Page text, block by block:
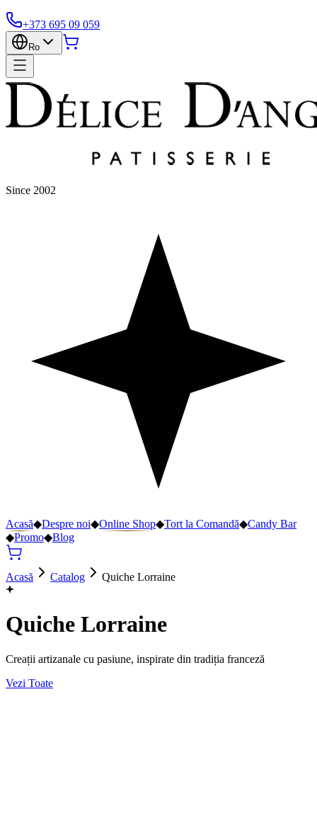
+373 695 09 059
Ro
Since 2002
Acasă◆Despre noi◆Online Shop◆Tort la Comandă◆Candy Bar
◆Promo◆Blog
Acasă Catalog Quiche Lorraine
Quiche Lorraine
Creații artizanale cu pasiune, inspirate din tradiția franceză
Vezi Toate